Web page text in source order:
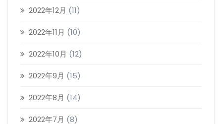
2022年12月 (11)
2022年11月 (10)
2022年10月 (12)
2022年9月 (15)
2022年8月 (14)
2022年7月 (8)